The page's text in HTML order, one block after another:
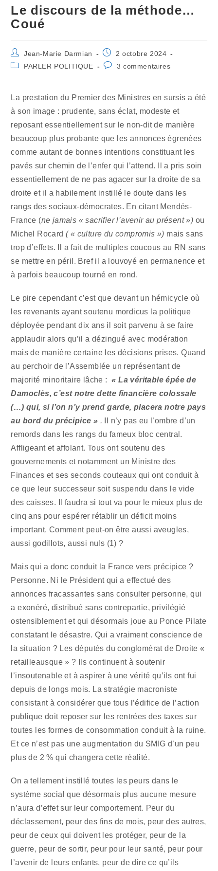
Le discours de la méthode…
Coué
Auteur/autrice
de
la
Jean-Marie Darmian
Publication
publiée :
2 octobre 2024
PostPARLER POLITIQUE
Commentaires
3 commentaires
La prestation du Premier des Ministres en sursis a été
à son image : prudente, sans éclat, modeste et
reposant essentiellement sur le non-dit de manière
beaucoup plus probante que les annonces égrenées
comme autant de bonnes intentions constituant les
pavés sur chemin de l’enfer qui l’attend. Il a pris soin
essentiellement de ne pas agacer sur la droite de sa
droite et il a habilement instillé le doute dans les
rangs des sociaux-démocrates. En citant Mendés-
France (ne jamais « sacrifier l’avenir au présent ») ou
Michel Rocard ( « culture du compromis ») mais sans
trop d’effets. Il a fait de multiples coucous au RN sans
se mettre en péril. Bref il a louvoyé en permanence et
à parfois beaucoup tourné en rond.
Le pire cependant c’est que devant un hémicycle où
les revenants ayant soutenu mordicus la politique
déployée pendant dix ans il soit parvenu à se faire
applaudir alors qu’il a dézingué avec modération
mais de manière certaine les décisions prises. Quand
au perchoir de l’Assemblée un représentant de
majorité minoritaire lâche : « La véritable épée de
Damoclès, c’est notre dette financière colossale
(…) qui, si l’on n’y prend garde, placera notre pays
au bord du précipice » .
n’y pas eu l’ombre d’un
remords dans les rangs du fameux bloc central.
Affligeant et affolant. Tous ont soutenu des
gouvernements et notamment un Ministre des
Finances et ses seconds couteaux qui ont conduit à
ce que leur successeur soit suspendu dans le vide
des caisses. Il faudra si tout va pour le mieux plus de
cinq ans pour espérer rétablir un déficit moins
important. Comment peut-on être aussi aveugles,
aussi godillots, aussi nuls (1) ?
Mais qui a donc conduit la France vers précipice ?
Personne. Ni le Président qui a effectué des
annonces fracassantes sans consulter personne, qui
a exonéré, distribué sans contrepartie, privilégié
ostensiblement et qui désormais joue au Ponce Pilate
constatant le désastre. Qui a vraiment conscience de
la situation ? Les députés du conglomérat de Droite «
retailleausque » ? Ils continuent à soutenir
l’insoutenable et à aspirer à une vérité qu’ils ont fui
depuis de longs mois. La stratégie macroniste
consistant à considérer que tous l’édifice de l’action
publique doit reposer sur les rentrées des taxes sur
toutes les formes de consommation conduit à la ruine.
Et ce n’est pas une augmentation du SMIG d’un peu
plus de 2 % qui changera cette réalité.
On a tellement instillé toutes les peurs dans le
système social que désormais plus aucune mesure
n’aura d’effet sur leur comportement. Peur du
déclassement, peur des fins de mois, peur des autres,
peur de ceux qui doivent les protéger, peur de la
guerre, peur de sortir, peur pour leur santé, peur pour
l’avenir de leurs enfants, peur de dire ce qu’ils